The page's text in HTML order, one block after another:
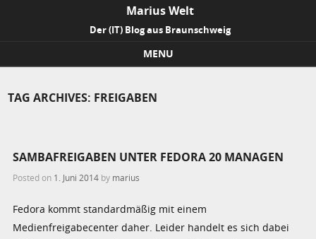
Marius Welt
Der (IT) Blog aus Braunschweig
MENU
TAG ARCHIVES: FREIGABEN
SAMBAFREIGABEN UNTER FEDORA 20 MANAGEN
Posted on 1. Juni 2014 by marius
Fedora kommt standardmäßig mit einem
Medienfreigabecenter daher. Leider handelt es sich dabei